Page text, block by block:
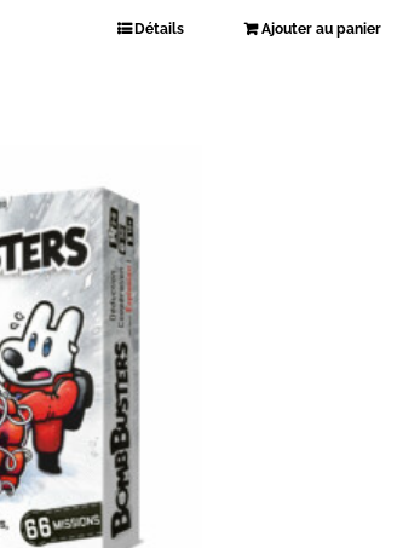
Détails Ajouter au panier